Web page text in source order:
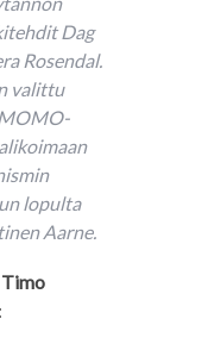
Dag
Rosendal.
valittu
lopulta
Aarne.
Timo